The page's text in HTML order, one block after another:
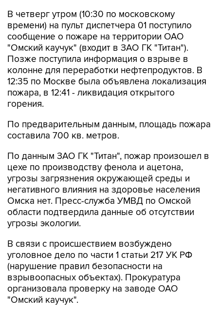
В четверг утром (10:30 по московскому
времени) на пульт диспетчера 01 поступило
сообщение о пожаре на территории ОАО
"Омский каучук" (входит в ЗАО ГК "Титан").
Позже поступила информация о взрыве в
колонне для переработки нефтепродуктов. В
12:35 по Москве была объявлена локализация
пожара, в 12:41 - ликвидация открытого
горения.
По предварительным данным, площадь пожара
составила 700 кв. метров.
По данным ЗАО ГК "Титан", пожар произошел в
цехе по производству фенола и ацетона,
угрозы загрязнения окружающей среды и
негативного влияния на здоровье населения
Омска нет. Пресс-служба УМВД по Омской
области подтвердила данные об отсутствии
угрозы экологии.
В связи с происшествием возбуждено
уголовное дело по части 1 статьи 217 УК РФ
(нарушение правил безопасности на
взрывоопасных объектах). Прокуратура
организовала проверку на заводе ОАО
"Омский каучук".